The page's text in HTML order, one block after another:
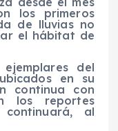
los primeros
de lluvias no
el hábitat de
del
en su
continua con
los reportes
continuará, al